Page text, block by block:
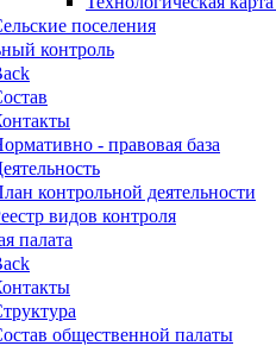
поселения
контроль
- правовая база
контрольной деятельности
видов контроля
палата
общественной палаты